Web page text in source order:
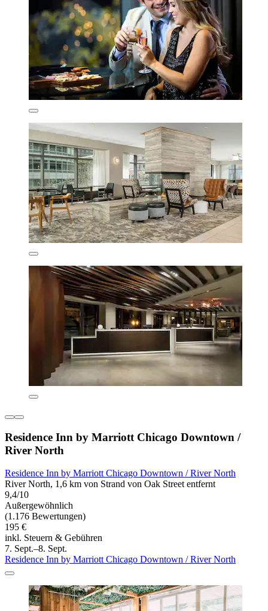
Residence Inn by Marriott Chicago Downtown /
River North
Residence Inn by Marriott Chicago Downtown / River North
River North, 1,6 km von Strand von Oak Street entfernt
9,4/10
Außergewöhnlich
(1.176 Bewertungen)
195 €
inkl. Steuern & Gebühren
7. Sept.–8. Sept.
Residence Inn by Marriott Chicago Downtown / River North